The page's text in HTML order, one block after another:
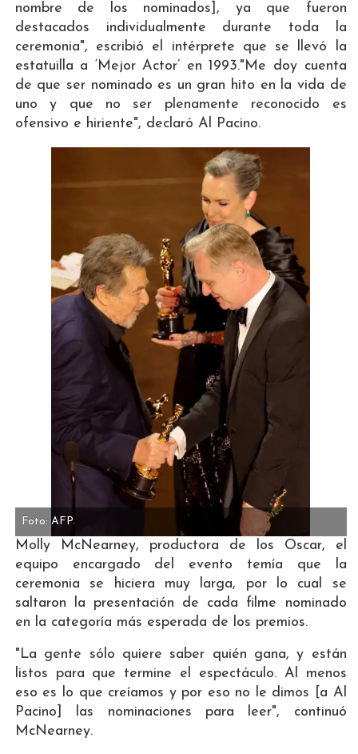
nombre de los nominados], ya que fueron
destacados individualmente durante toda la
ceremonia", escribió el intérprete que se llevó la
estatuilla a ‘Mejor Actor’ en 1993."Me doy cuenta
de que ser nominado es un gran hito en la vida de
uno y que no ser plenamente reconocido es
ofensivo e hiriente", declaró Al Pacino.
Foto: AFP.
Molly McNearney, productora de los Oscar, el
equipo encargado del evento temía que la
ceremonia se hiciera muy larga, por lo cual se
saltaron la presentación de cada filme nominado
en la categoría más esperada de los premios.
​​"La gente sólo quiere saber quién gana, y están
listos para que termine el espectáculo. Al menos
eso es lo que creíamos y por eso no le dimos [a Al
Pacino] las nominaciones para leer", continuó
McNearney.